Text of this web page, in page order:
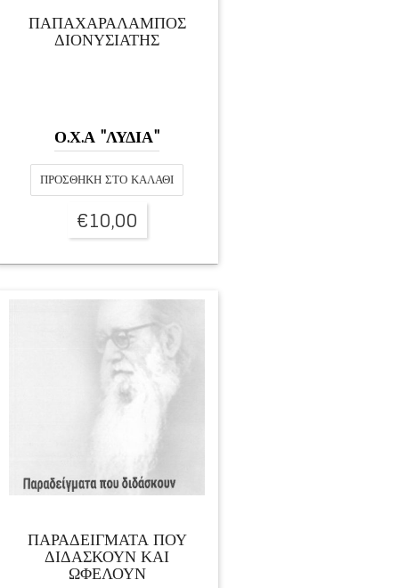
ΠΑΠΑΧΑΡΑΛΑΜΠΟΣ
ΔΙΟΝΥΣΙΑΤΗΣ
Ο.Χ.Α "ΛΥΔΙΑ"
ΠΡΟΣΘΉΚΗ ΣΤΟ ΚΑΛΆΘΙ
€10,00
ΠΑΡΑΔΕΙΓΜΑΤΑ ΠΟΥ
ΔΙΔΑΣΚΟΥΝ ΚΑΙ
ΩΦΕΛΟΥΝ